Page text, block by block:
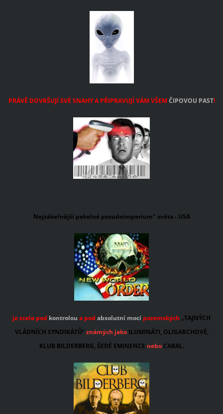
PRÁVĚ DOVRŠUJÍ SVÉ SNAHY A PŘIPRAVUJÍ VÁM VŠEMČIPOVOU PAST!
Nejzákeřnější pekelné pseudoimperium" světa - USA
je zcela pod kontrolou a pod absolutní mocí pozemských „TAJNÝCH
VLÁDNÍCH SYNDIKÁTŮ“známých jakoILUMINÁTI, OLIGARCHOVÉ,
KLUB BILDERBERG, ŠEDÉ EMINENCE nebo CABAL.